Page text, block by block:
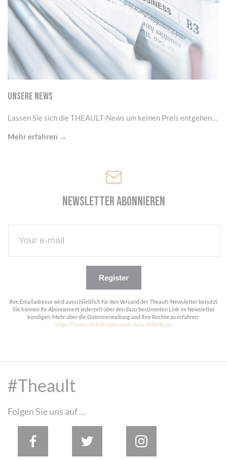
UNSERE NEWS
Lassen Sie sich die THEAULT-News um keinen Preis entgehen…
Mehr erfahren →
Newsletter abonnieren
Register
Ihre Emailadresse wird ausschließlich für den Versand der Theault-Newsletter benutzt.
Sie können Ihr Abonnement jederzeit über den dazu bestimmten Link im Newsletter
kündigen. Mehr über die Datenverwaltung und Ihre Rechte zu erfahren:
https://www.cnil.fr/en/personal-data-definitions
#Theault
Folgen Sie uns auf …